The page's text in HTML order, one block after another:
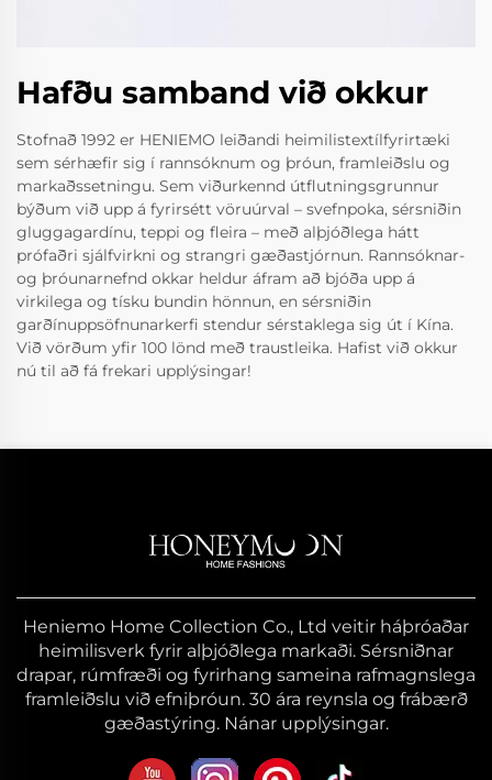
Hafðu samband við okkur
Stofnað 1992 er HENIEMO leiðandi heimilistextílfyrirtæki
sem sérhæfir sig í rannsóknum og þróun, framleiðslu og
markaðssetningu. Sem viðurkennd útflutningsgrunnur
býðum við upp á fyrirsétt vöruúrval – svefnpoka, sérsniðin
gluggagardínu, teppi og fleira – með alþjóðlega hátt
prófaðri sjálfvirkni og strangri gæðastjórnun. Rannsóknar-
og þróunarnefnd okkar heldur áfram að bjóða upp á
virkilega og tísku bundin hönnun, en sérsniðin
garðínuppsöfnunarkerfi stendur sérstaklega sig út í Kína.
Við vörðum yfir 100 lönd með traustleika. Hafist við okkur
nú til að fá frekari upplýsingar!
Heniemo Home Collection Co., Ltd veitir háþróaðar
heimilisverk fyrir alþjóðlega markaði. Sérsniðnar
drapar, rúmfræði og fyrirhang sameina rafmagnslega
framleiðslu við efniþróun. 30 ára reynsla og frábærð
gæðastýring. Nánar upplýsingar.